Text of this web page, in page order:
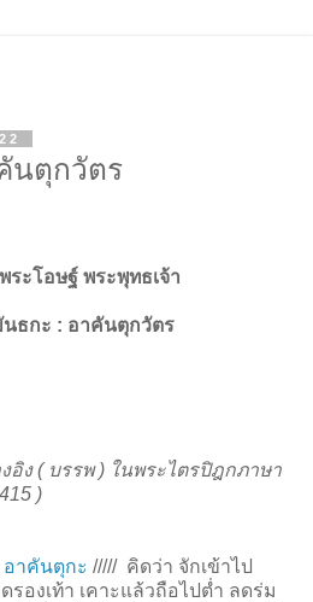
นตุกวัตร
ระโอษฐ์ พระพุทธเจ้า
ธกะ : อาคันตุกวัตร
อิง ( บรรพ ) ในพระไตรปิฎกภาษา
)
อาคันตุกะ ///// คิดว่า จักเข้าไป
รองเท้า เคาะแล้วถือไปต่ำ ลดร่ม